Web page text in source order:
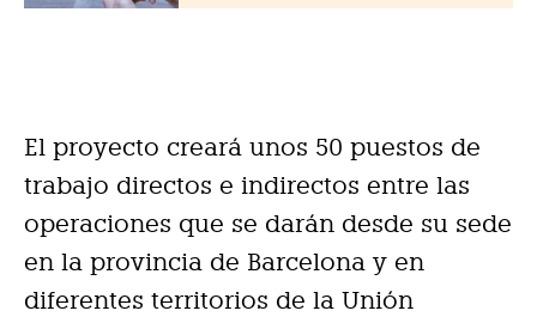
El proyecto creará unos 50 puestos de
trabajo directos e indirectos entre las
operaciones que se darán desde su sede
en la provincia de Barcelona y en
diferentes territorios de la Unión